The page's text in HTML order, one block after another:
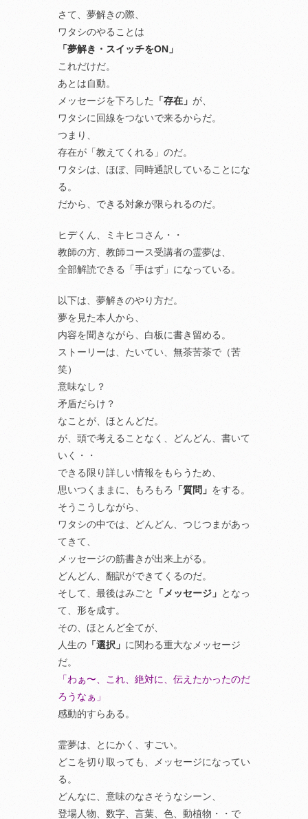
さて、夢解きの際、
ワタシのやることは
「夢解き・スイッチをON」
これだけだ。
あとは自動。
メッセージを下ろした
「存在」 が、
ワタシに回線をつないで来るからだ。
つまり、
存在が「教えてくれる」のだ。
ワタシは、ほぼ、同時通訳していることにな
る。
だから、できる対象が限られるのだ。
ヒデくん、ミキヒコさん・・
教師の方、教師コース受講者の霊夢は、
全部解読できる「手はず」になっている。
以下は、夢解きのやり方だ。
夢を見た本人から、
内容を聞きながら、白板に書き留める。
ストーリーは、たいてい、無茶苦茶で（苦
笑）
意味なし？
矛盾だらけ？
なことが、ほとんどだ。
が、頭で考えることなく、どんどん、書いて
いく・・
できる限り詳しい情報をもらうため、
思いつくままに、もろもろ
「質問」 をする。
そうこうしながら、
ワタシの中では、どんどん、つじつまがあっ
てきて、
メッセージの筋書きが出来上がる。
どんどん、翻訳ができてくるのだ。
そして、最後はみごと
「メッセージ」 となっ
て、形を成す。
その、ほとんど全てが、
人生の 「選択」 に関わる重大なメッセージ
だ。
「わぁ〜、これ、絶対に、伝えたかったのだ
ろうなぁ」
感動的すらある。
霊夢は、とにかく、すごい。
どこを切り取っても、メッセージになってい
る。
どんなに、意味のなさそうなシーン、
登場人物、数字、言葉、色、動植物・・で